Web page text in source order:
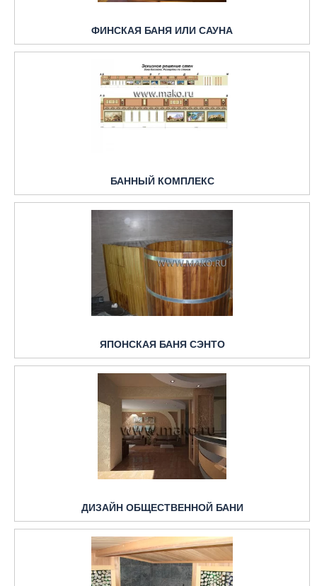
ФИНСКАЯ БАНЯ ИЛИ САУНА
БАННЫЙ КОМПЛЕКС
ЯПОНСКАЯ БАНЯ СЭНТО
ДИЗАЙН ОБЩЕСТВЕННОЙ БАНИ